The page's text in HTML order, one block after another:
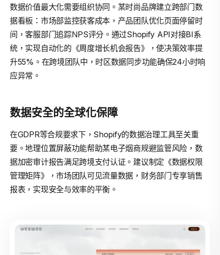
数据价值最大化需要组织协同。某时尚品牌建立跨部门数
据看板：市场部监控获客成本，产品团队优化页面停留时
间，客服部门追踪NPS评分。通过Shopify API对接BI系
统，实现自动化的《周度增长机会报告》，使决策效率提
升55%。在跨境团队中，时区数据同步功能确保24小时响
应异常。
数据安全的全球化保障
在GDPR等合规要求下，Shopify的数据治理工具至关重
要。地理位置屏蔽功能帮助某电子烟商规避监管风险，数
据加密审计报告满足跨境支付认证。建议制定《数据权限
管理矩阵》，市场团队可见流量数据，财务部门专享销售
报表，实现安全与效率的平衡。